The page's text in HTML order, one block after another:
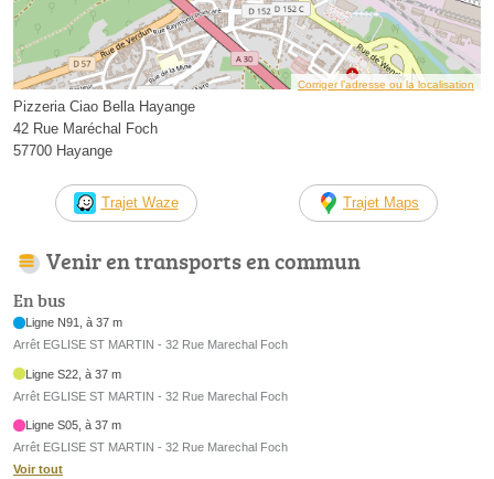
Corriger l’adresse ou la localisation
Pizzeria Ciao Bella Hayange
42 Rue Maréchal Foch
57700 Hayange
Trajet Waze Trajet Maps
Venir en transports en commun
En bus
Ligne N91, à 37 m
Arrêt EGLISE ST MARTIN - 32 Rue Marechal Foch
Ligne S22, à 37 m
Arrêt EGLISE ST MARTIN - 32 Rue Marechal Foch
Ligne S05, à 37 m
Arrêt EGLISE ST MARTIN - 32 Rue Marechal Foch
Voir tout